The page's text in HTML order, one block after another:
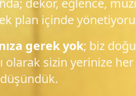
dekor, eğlence,
plan içinde
gerek yok; biz
sizin yerinize her
düşündük.